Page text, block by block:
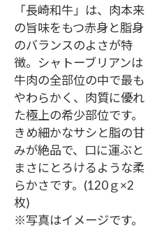
「長崎和牛」は、肉本来
の旨味をもつ赤身と脂身
のバランスのよさが特
徴。シャトーブリアンは
牛肉の全部位の中で最も
やわらかく、肉質に優れ
た極上の希少部位です。
きめ細かなサシと脂の甘
みが絶品で、口に運ぶと
まさにとろけるような柔
らかさです。(120ｇ×2
枚)
※写真はイメージです。